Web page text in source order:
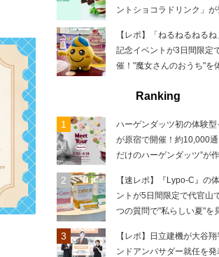
ントショコラドリンク」が
【レポ】「ねるねるねる
記念イベントが3日間限定
催！"魔女さんのおうち"を
Ranking
ハーゲンダッツ初の体験型
が原宿で開催！約10,000通
だけのハーゲンダッツ”が
【速レポ】『Lypo-C』の
ントが5日間限定で代官山
つの質問で"私らしい夏"を
【レポ】日立建機が大谷
ンドアンバサダー就任を